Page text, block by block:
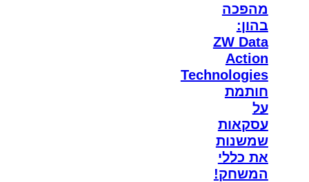
מהפכה
בהון:
ZW Data
Action
Technologies
חותמת
על
עסקאות
שמשנות
את כללי
המשחק!